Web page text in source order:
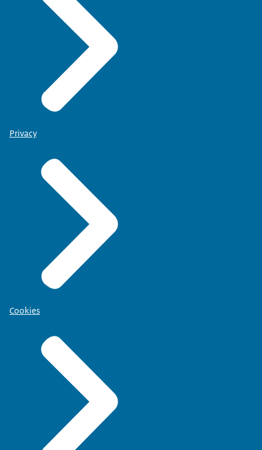
Privacy
Cookies